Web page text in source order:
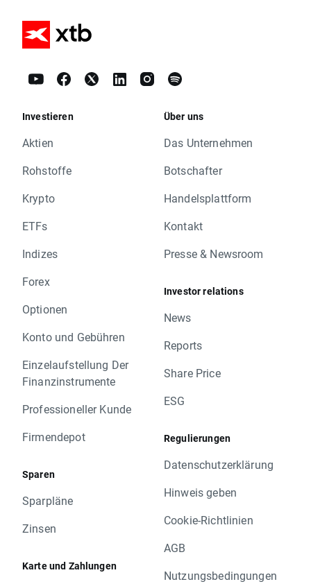
Investieren
Aktien
Rohstoffe
Krypto
ETFs
Indizes
Forex
Optionen
Konto und Gebühren
Einzelaufstellung Der
Finanzinstrumente
Professioneller Kunde
Firmendepot
Sparen
Sparpläne
Zinsen
Karte und Zahlungen
Über uns
Das Unternehmen
Botschafter
Handelsplattform
Kontakt
Presse & Newsroom
Investor relations
News
Reports
Share Price
ESG
Regulierungen
Datenschutzerklärung
Hinweis geben
Cookie-Richtlinien
AGB
Nutzungsbedingungen